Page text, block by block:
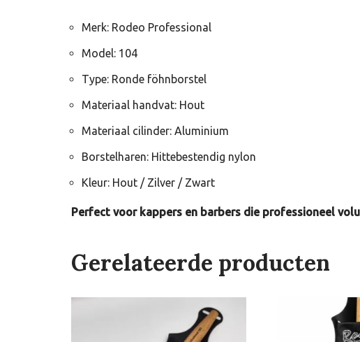
Merk: Rodeo Professional
Model: 104
Type: Ronde föhnborstel
Materiaal handvat: Hout
Materiaal cilinder: Aluminium
Borstelharen: Hittebestendig nylon
Kleur: Hout / Zilver / Zwart
Perfect voor kappers en barbers die professioneel
Gerelateerde producten